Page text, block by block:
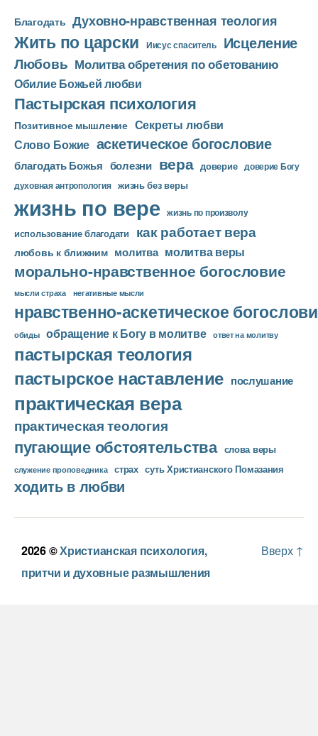
п
л
е
е
р
Благодать Духовно-нравственная теология
Жить по царски Иисус спаситель Исцеление
Любовь Молитва обретения по обетованию
Обилие Божьей любви
Пастырская психология
Позитивное мышление Секреты любви
Слово Божие аскетическое богословие
благодать Божья болезни вера доверие доверие Богу
духовная антропология жизнь без веры
жизнь по вере жизнь по произволу
использование благодати как работает вера
любовь к ближним молитва молитва веры
морально-нравственное богословие
мысли страха негативные мысли
нравственно-аскетическое
обиды обращение к Богу в молитве ответ на молитву
пастырская теология
пастырское наставление послушание
практическая вера
практическая теология
пугающие обстоятельства слова веры
служение проповедника страх суть Христианского Помазания
ходить в любви
2026 ©Христианская психология,
притчи и духовные размышления
Вверх ↑